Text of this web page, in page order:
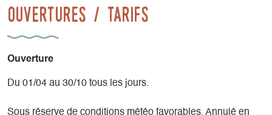
Ouvertures / tarifs
Ouverture
Du 01/04 au 30/10 tous les jours.
Sous réserve de conditions météo favorables. Annulé en